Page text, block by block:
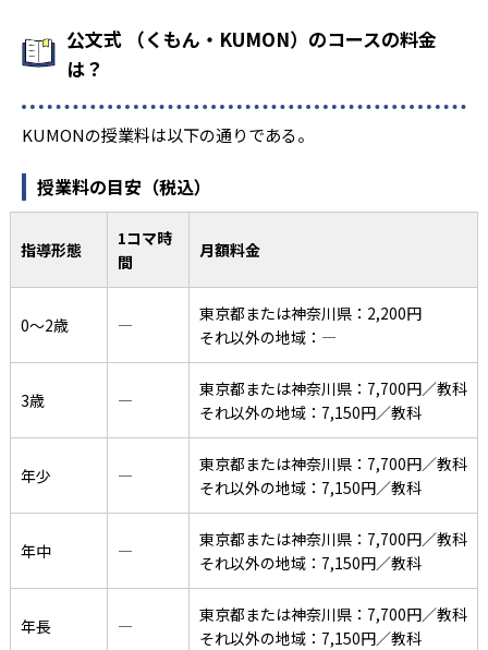
公文式 （くもん・KUMON）のコースの料金
は？
KUMONの授業料は以下の通りである。
授業料の目安（税込）
指導形態
1コマ時
間
月額料金
0〜2歳 ―
東京都または神奈川県：2,200円
それ以外の地域：―
3歳 ―
東京都または神奈川県：7,700円／教科
それ以外の地域：7,150円／教科
年少 ―
東京都または神奈川県：7,700円／教科
それ以外の地域：7,150円／教科
年中 ―
東京都または神奈川県：7,700円／教科
それ以外の地域：7,150円／教科
年長 ―
東京都または神奈川県：7,700円／教科
それ以外の地域：7,150円／教科